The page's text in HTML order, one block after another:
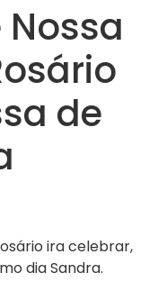
de
ira celebrar,
dia Sandra.